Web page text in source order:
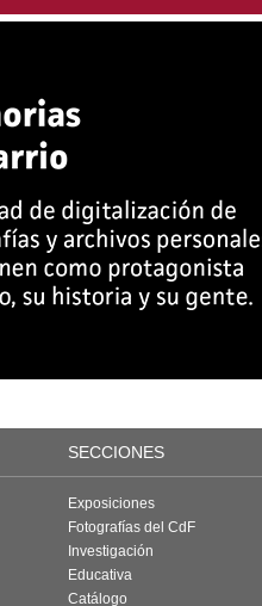
SECCIONES
Exposiciones
Fotografías del CdF
Investigación
Educativa
Catálogo